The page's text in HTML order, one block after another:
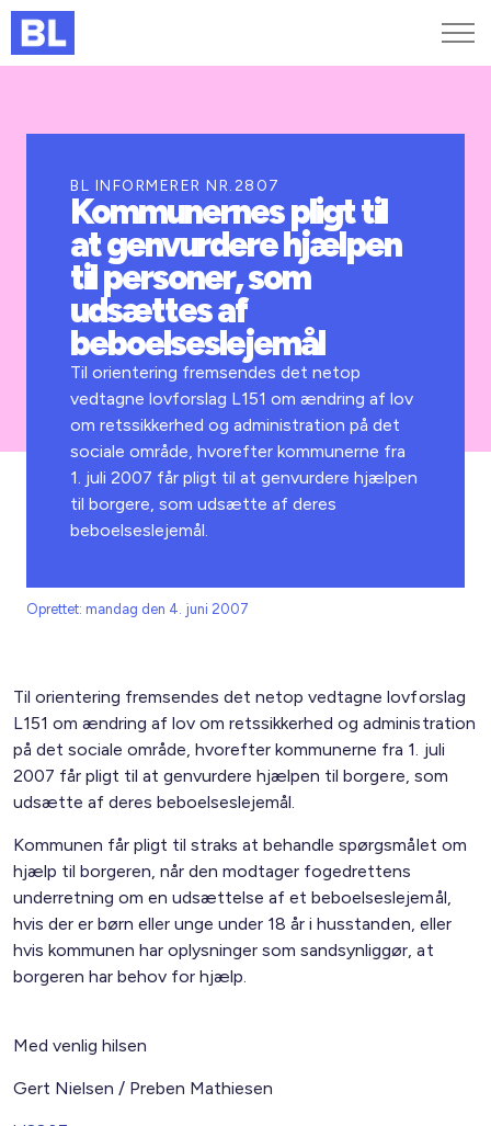
Kurser og arrangementer
Jobportalen
BL INFORMERER NR.2807
Kommunernes pligt til
at genvurdere hjælpen
til personer, som
udsættes af
beboelseslejemål
Til orientering fremsendes det netop
vedtagne lovforslag L151 om ændring af lov
om retssikkerhed og administration på det
sociale område, hvorefter kommunerne fra
1. juli 2007 får pligt til at genvurdere hjælpen
til borgere, som udsætte af deres
beboelseslejemål.
Oprettet: mandag den 4. juni 2007
Til orientering fremsendes det netop vedtagne lovforslag
L151 om ændring af lov om retssikkerhed og administration
på det sociale område, hvorefter kommunerne fra 1. juli
2007 får pligt til at genvurdere hjælpen til borgere, som
udsætte af deres beboelseslejemål.
Kommunen får pligt til straks at behandle spørgsmålet om
hjælp til borgeren, når den modtager fogedrettens
underretning om en udsættelse af et beboelseslejemål,
hvis der er børn eller unge under 18 år i husstanden, eller
hvis kommunen har oplysninger som sandsynliggør, at
borgeren har behov for hjælp.
Med venlig hilsen
Gert Nielsen / Preben Mathiesen